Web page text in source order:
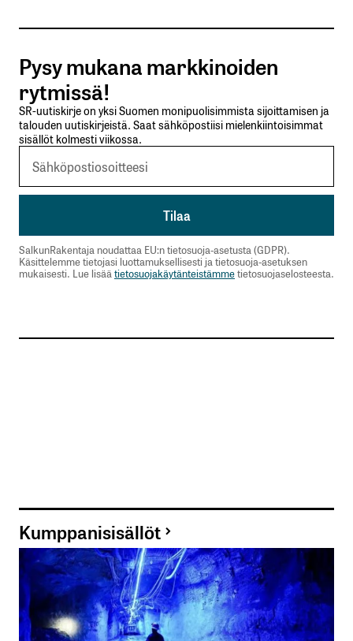
Tilaa SalkunRakentajan uutiskirje
Lähetä kommentti
Pysy mukana markkinoiden
rytmissä!
SR-uutiskirje on yksi Suomen monipuolisimmista sijoittamisen ja
talouden uutiskirjeistä. Saat sähköpostiisi mielenkiintoisimmat
sisällöt kolmesti viikossa.
SalkunRakentaja noudattaa EU:n tietosuoja-asetusta (GDPR).
Käsittelemme tietojasi luottamuksellisesti ja tietosuoja-asetuksen
mukaisesti. Lue lisäätietosuojakäytänteistämmetietosuojaselosteesta.
Kumppanisisällöt